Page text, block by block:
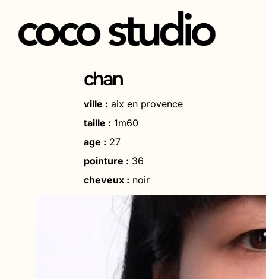
Aller
chan
ville : aix en provence
taille : 1m60
age : 27
pointure : 36
cheveux : noir